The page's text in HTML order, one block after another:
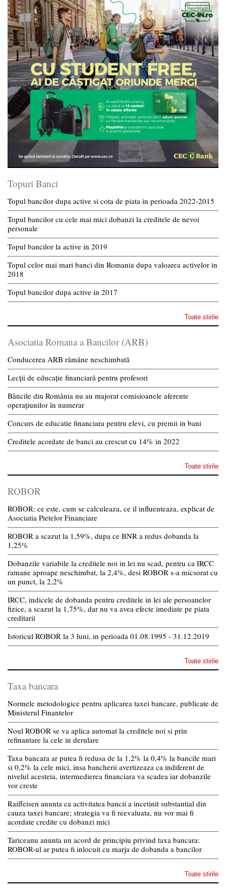
Topuri Banci
Topul bancilor dupa active si cota de piata in perioada 2022-2015
Topul bancilor cu cele mai mici dobanzi la creditele de nevoi
personale
Topul bancilor la active in 2019
Topul celor mai mari banci din Romania dupa valoarea activelor in
2018
Topul bancilor dupa active in 2017
Toate stirile
Asociatia Romana a Bancilor (ARB)
Conducerea ARB rămâne neschimbată
Lecții de educație financiară pentru profesori
Băncile din România nu au majorat comisioanele aferente
operațiunilor în numerar
Concurs de educatie financiara pentru elevi, cu premii in bani
Creditele acordate de banci au crescut cu 14% in 2022
Toate stirile
ROBOR
ROBOR: ce este, cum se calculeaza, ce il influenteaza, explicat de
Asociatia Pietelor Financiare
ROBOR a scazut la 1,59%, dupa ce BNR a redus dobanda la
1,25%
Dobanzile variabile la creditele noi in lei nu scad, pentru ca IRCC
ramane aproape neschimbat, la 2,4%, desi ROBOR s-a micsorat cu
un punct, la 2,2%
IRCC, indicele de dobanda pentru creditele in lei ale persoanelor
fizice, a scazut la 1,75%, dar nu va avea efecte imediate pe piata
creditarii
Istoricul ROBOR la 3 luni, in perioada 01.08.1995 - 31.12.2019
Toate stirile
Taxa bancara
Normele metodologice pentru aplicarea taxei bancare, publicate de
Ministerul Finantelor
Noul ROBOR se va aplica automat la creditele noi si prin
refinantare la cele in derulare
Taxa bancara ar putea fi redusa de la 1,2% la 0,4% la bancile mari
si 0,2% la cele mici, insa bancherii avertizeaza ca indiferent de
nivelul acesteia, intermedierea financiara va scadea iar dobanzile
vor creste
Raiffeisen anunta ca activitatea bancii a incetinit substantial din
cauza taxei bancare; strategia va fi reevaluata, nu vor mai fi
acordate credite cu dobanzi mici
Tariceanu anunta un acord de principiu privind taxa bancara:
ROBOR-ul ar putea fi inlocuit cu marja de dobanda a bancilor
Toate stirile